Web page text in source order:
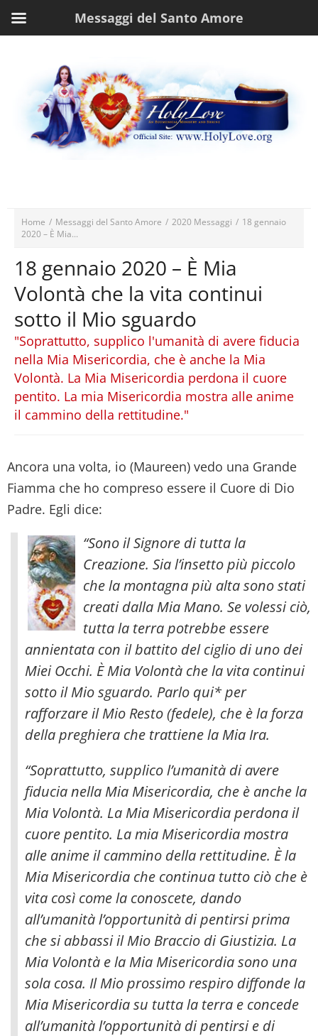
Home / Messaggi del Santo Amore / 2020 Messaggi / 18 gennaio
2020 – È Mia...
18 gennaio 2020 – È Mia
Volontà che la vita continui
sotto il Mio sguardo
"Soprattutto, supplico l'umanità di avere fiducia
nella Mia Misericordia, che è anche la Mia
Volontà. La Mia Misericordia perdona il cuore
pentito. La mia Misericordia mostra alle anime
il cammino della rettitudine."
Ancora una volta, io (Maureen) vedo una Grande
Fiamma che ho compreso essere il Cuore di Dio
Padre. Egli dice:
“Sono il Signore di tutta la
Creazione. Sia l’insetto più piccolo
che la montagna più alta sono stati
creati dalla Mia Mano. Se volessi ciò,
tutta la terra potrebbe essere
annientata con il battito del ciglio di uno dei
Miei Occhi. È Mia Volontà che la vita continui
sotto il Mio sguardo. Parlo qui* per
rafforzare il Mio Resto (fedele), che è la forza
della preghiera che trattiene la Mia Ira.
“Soprattutto, supplico l’umanità di avere
fiducia nella Mia Misericordia, che è anche la
Mia Volontà. La Mia Misericordia perdona il
cuore pentito. La mia Misericordia mostra
alle anime il cammino della rettitudine. È la
Mia Misericordia che continua tutto ciò che è
vita così come la conoscete, dando
all’umanità l’opportunità di pentirsi prima
che si abbassi il Mio Braccio di Giustizia. La
Mia Volontà e la Mia Misericordia sono una
sola cosa. Il Mio prossimo respiro diffonde la
Mia Misericordia su tutta la terra e concede
all’umanità l’opportunità di pentirsi e di
Messaggi del Santo Amore